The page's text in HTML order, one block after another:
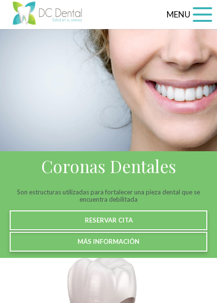
MENU
Coronas Dentales
Son estructuras utilizadas para fortalecer una pieza dental que se
encuentra debilitada
RESERVAR CITA
MÁS INFORMACIÓN